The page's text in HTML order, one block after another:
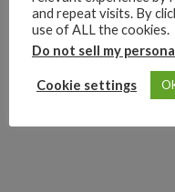
and repeat visits. By
use of ALL the cookies.
Do not sell my
Cookie settings